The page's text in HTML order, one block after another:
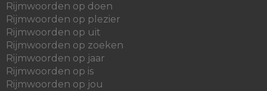
Rijmwoorden op doen
Rijmwoorden op plezier
Rijmwoorden op uit
Rijmwoorden op zoeken
Rijmwoorden op jaar
Rijmwoorden op is
Rijmwoorden op jou